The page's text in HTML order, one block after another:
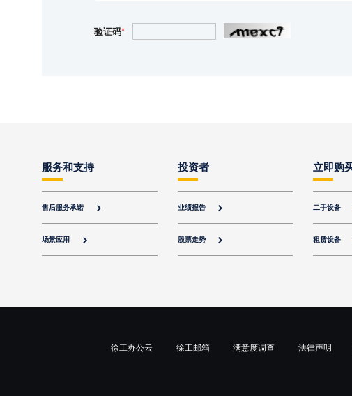
验证码*
服务和支持
售后服务承诺 
场景应用 
投资者
业绩报告 
股票走势 
立即购
二手设备
租赁设备
徐工办公云 徐工邮箱 满意度调查 法律声明